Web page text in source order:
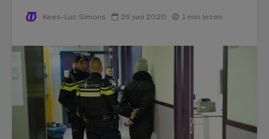
Kees-Luc Simons 26 juni 2020 1 min. lezen